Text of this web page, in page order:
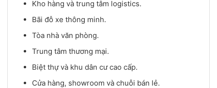
Kho hàng và trung tâm logistics.
Bãi đỗ xe thông minh.
Tòa nhà văn phòng.
Trung tâm thương mại.
Biệt thự và khu dân cư cao cấp.
Cửa hàng, showroom và chuỗi bán lẻ.